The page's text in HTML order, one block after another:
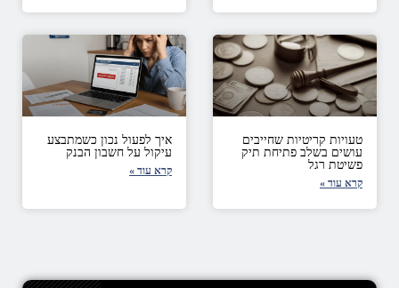
טעויות קריטיות שחייבים
עושים בשלב פתיחת תיק
פשיטת רגל
קרא עוד »
איך לפעול נכון כשמתבצע
עיקול על חשבון הבנק
קרא עוד »